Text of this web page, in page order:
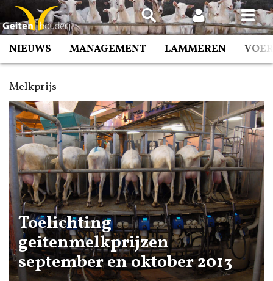
Spring
naar
inhoud
NIEUWS MANAGEMENT LAMMEREN
Melkprijs
Toelichting
geitenmelkprijzen
september en oktober 2013